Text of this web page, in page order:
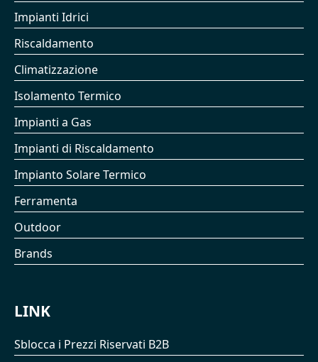
Impianti Idrici
Riscaldamento
Climatizzazione
Isolamento Termico
Impianti a Gas
Impianti di Riscaldamento
Impianto Solare Termico
Ferramenta
Outdoor
Brands
LINK
Sblocca i Prezzi Riservati B2B